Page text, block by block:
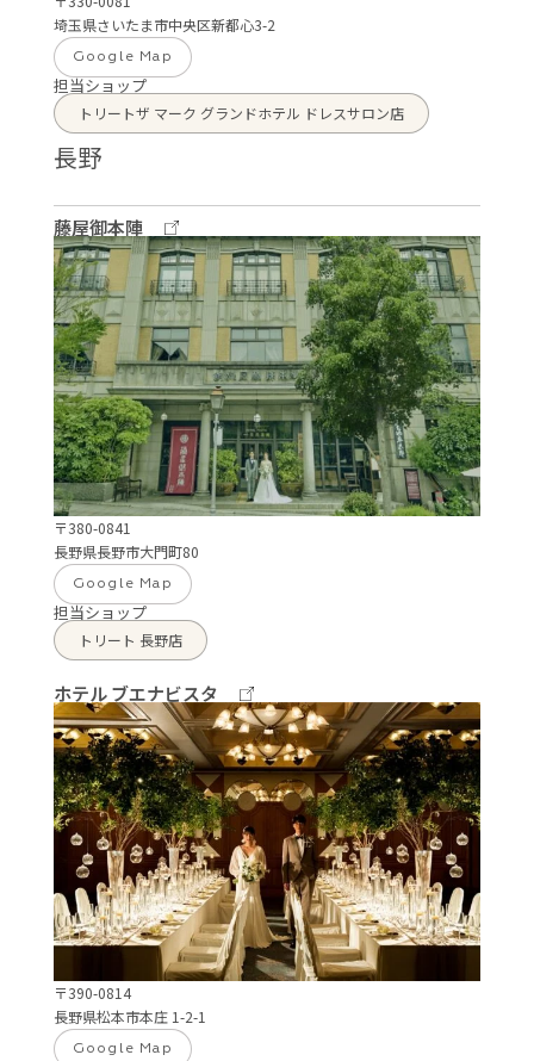
埼玉県さいたま市中央区新都心3-2
Google Map
担当ショップ
トリートザ マーク グランドホテル ドレスサロン店
長野
藤屋御本陣
〒380-0841
長野県長野市大門町80
Google Map
担当ショップ
トリート 長野店
ホテル ブエナビスタ
〒390-0814
長野県松本市本庄 1-2-1
Google Map